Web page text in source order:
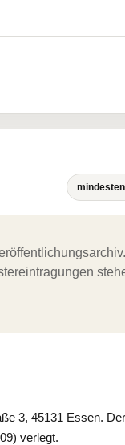
3, 45131 Essen.
verlegt.